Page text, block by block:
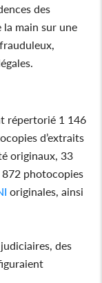
des
main sur une
répertorié 1 146
d’extraits
originaux, 33
photocopies
originales, ainsi
des